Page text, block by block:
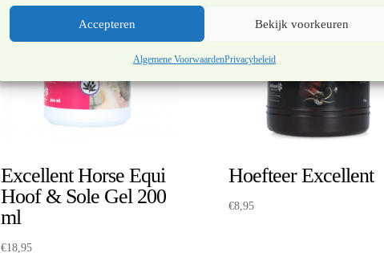
Accepteren Bekijk voorkeuren
Algemene VoorwaardenPrivacybeleid
Excellent Horse Equi
Hoof & Sole Gel 200
ml
€18,95
Hoefteer Excellent
€8,95